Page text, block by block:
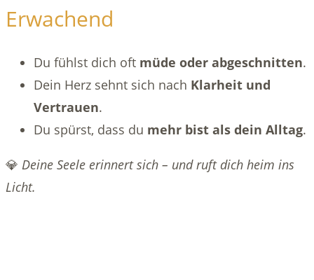
Erwachend
Du fühlst dich oft müde oder abgeschnitten.
Dein Herz sehnt sich nach Klarheit und
Vertrauen.
Du spürst, dass du mehr bist als dein Alltag.
💎 Deine Seele erinnert sich – und ruft dich heim ins
Licht.